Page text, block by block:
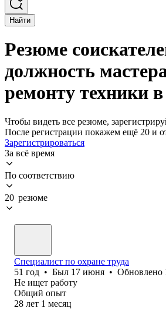
Найти
Резюме
должность
ремонту техники
Чтобы видеть все резюме,
После регистрации покажем ещё 20 и
Зарегистрироваться
За всё время
По соответствию
20 резюме
Специалист по охране труда
51 год • Был 17 июня • Обновлено
Не ищет работу
Общий опыт
28 лет 1 месяц